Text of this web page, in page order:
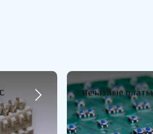
Печатные платы